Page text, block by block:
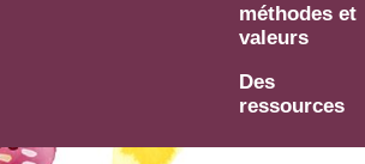
méthodes et
valeurs
Des
ressources